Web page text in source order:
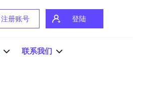
注册账号 登陆
联系我们